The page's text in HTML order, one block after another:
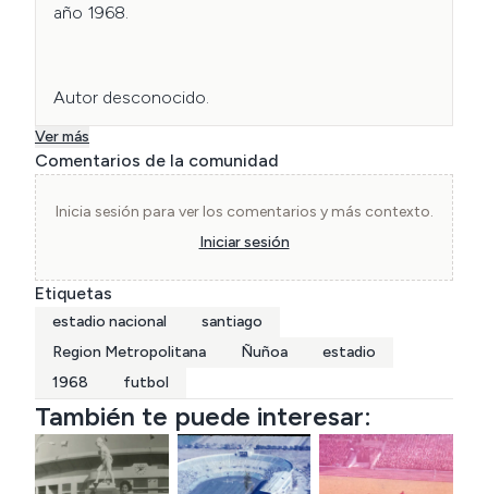
año 1968.
Autor desconocido.
Ver más
Comentarios de la comunidad
Inicia sesión para ver los comentarios y más contexto.
Iniciar sesión
Etiquetas
estadio nacional
santiago
Region Metropolitana
Ñuñoa
estadio
1968
futbol
También te puede interesar: